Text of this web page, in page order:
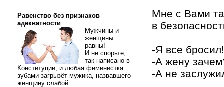
Равенство без признаков
адекватности
Мужчины и
женщины
равны!
И не спорьте,
так написано в
Конституции, и любая феминистка
зубами загрызёт мужика, назвавшего
женщину слабой.
Мне с Вами
в
-Я все
-А жену
-А не